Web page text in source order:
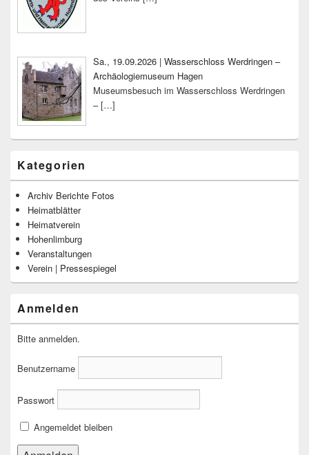
Sa., 19.09.2026 | Wasserschloss Werdringen –
Archäologiemuseum Hagen
Museumsbesuch im Wasserschloss Werdringen
–[…]
Kategorien
Archiv Berichte Fotos
Heimatblätter
Heimatverein
Hohenlimburg
Veranstaltungen
Verein | Pressespiegel
Anmelden
Bitte anmelden.
Benutzername
Passwort
Angemeldet bleiben